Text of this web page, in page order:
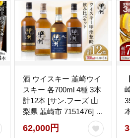
酒 ウイスキー 韮崎ウイ
スキー 各700ml 4種 3本
計12本 [サン.フーズ 山
梨県 韮崎市 7151476] 甲
州韮崎ゴールド オリジ
ナル ピュアモルト プレ
62,000円